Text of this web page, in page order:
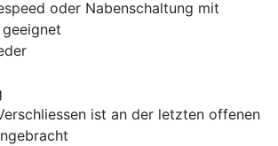
oder Nabenschaltung mit
ist an der letzten offenen